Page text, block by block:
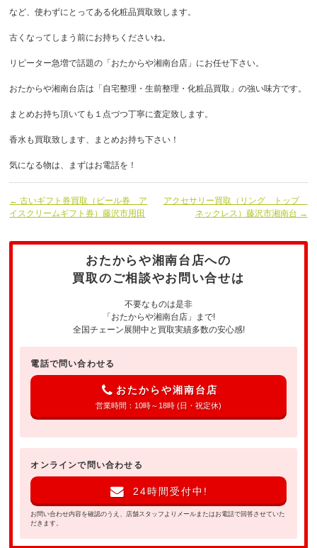
など、使わずにとってある化粧品買取致します。
古くなってしまう前にお持ちくださいね。
リピーター急増で話題の「おたからや湘南台店」にお任せ下さい。
おたからや湘南台店は「自宅整理・生前整理・化粧品買取」の強い味方です。
まとめお持ち頂いても１点づつ丁寧に査定致します。
香水も買取致します、まとめお持ち下さい！
気になる物は、まずはお電話を！
← 古いギフト券買取（ビール券 ア
イスクリームギフト券）藤沢市用田
アクセサリー買取（リング トップ
ネックレス）藤沢市湘南台 →
おたからや湘南台店への
買取のご相談やお問い合せは
不要なものは是非
「おたからや湘南台店」まで!
全国チェーン展開中と買取実績多数の安心感!
電話で問い合わせる
おたからや湘南台店
営業時間：10時～18時 (日・祝定休)
オンラインで問い合わせる
24時間受付中!
お問い合わせ内容を確認のうえ、店舗スタッフよりメールまたはお電話で回答させていた
だきます。